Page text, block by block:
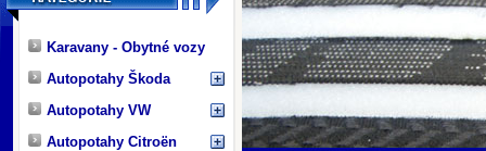
Karavany - Obytné vozy
Autopotahy Škoda
Autopotahy VW
Autopotahy Citroën